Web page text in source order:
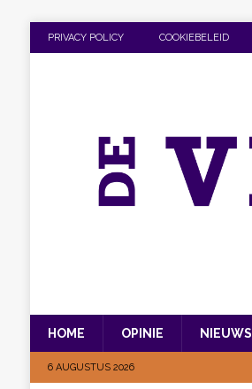
PRIVACY POLICY COOKIEBELEID
HOME OPINIE NIEUWS
6 AUGUSTUS 2026